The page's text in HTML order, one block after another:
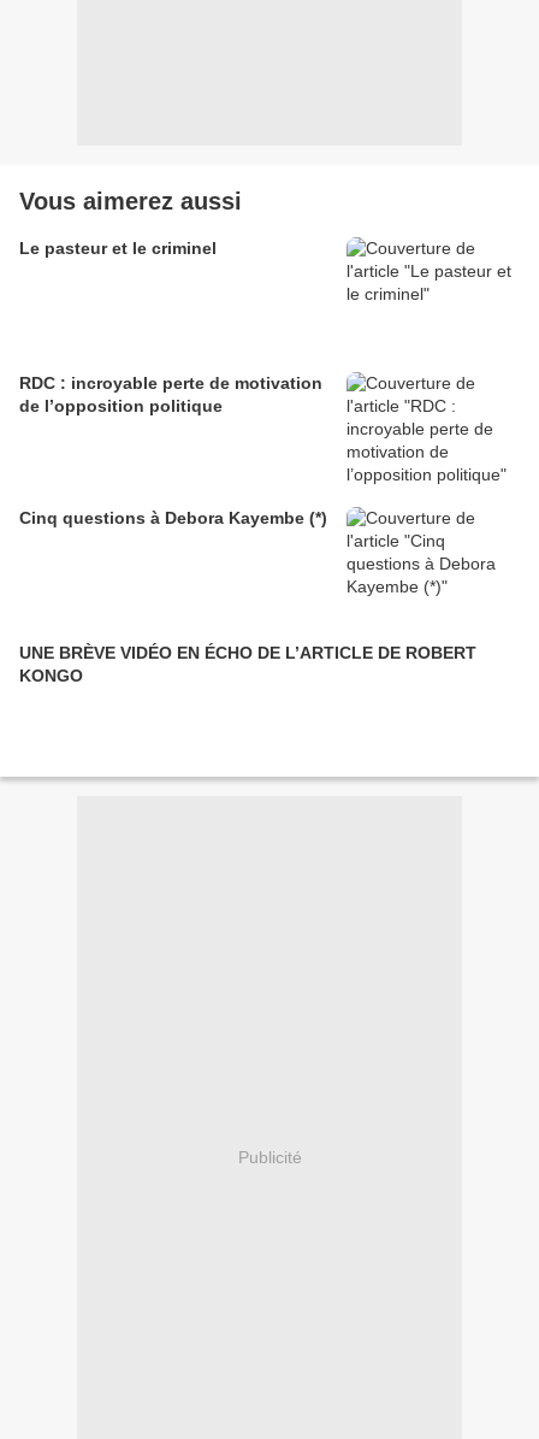
Vous aimerez aussi
Le pasteur et le criminel
RDC : incroyable perte de motivation
de l’opposition politique
Cinq questions à Debora Kayembe (*)
UNE BRÈVE VIDÉO EN ÉCHO DE L’ARTICLE DE ROBERT
KONGO
Publicité